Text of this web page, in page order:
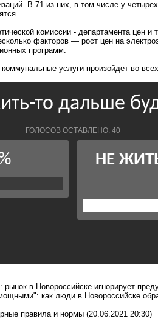
В 71 из них, в том числе у
комиссии - департамента цен и
факторов — рост цен на
программ.
услуги произойдет во всех
в Новороссийске игнорирует
как люди в Новороссийске
правила и нормы (20.06.2021 20:30)